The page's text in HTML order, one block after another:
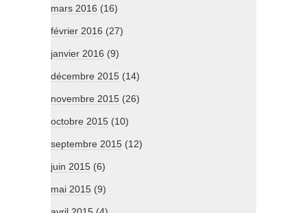
mars 2016 (16)
février 2016 (27)
janvier 2016 (9)
décembre 2015 (14)
novembre 2015 (26)
octobre 2015 (10)
septembre 2015 (12)
juin 2015 (6)
mai 2015 (9)